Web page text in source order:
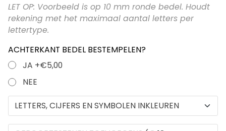
LET OP: Voorbeeld is op 10 mm ronde bedel. Houdt
rekening met het maximaal aantal letters per
lettertype.
ACHTERKANT BEDEL BESTEMPELEN?
JA +€5,00
NEE
LETTERS, CIJFERS EN SYMBOLEN INKLEUREN